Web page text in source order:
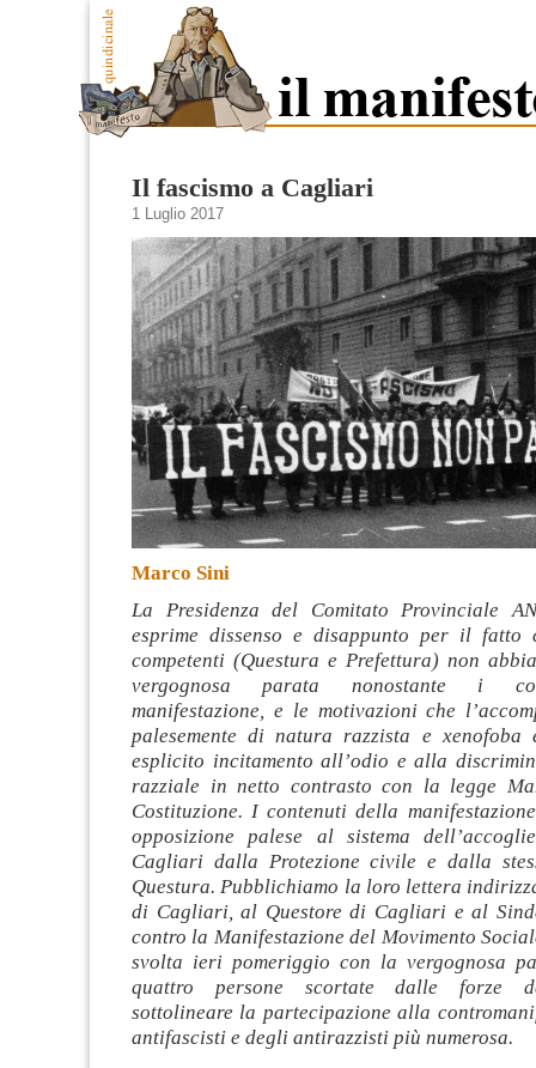
Il fascismo a Cagliari
1 Luglio 2017
Marco Sini
La Presidenza del Comitato Provinciale
esprime dissenso e disappunto per il fatto
competenti (Questura e Prefettura) non
vergognosa parata nonostante i
manifestazione, e le motivazioni che
palesemente di natura razzista e xenofoba
esplicito incitamento all’odio e alla
razziale in netto contrasto con la legge
Costituzione. I contenuti della
opposizione palese al sistema
Cagliari dalla Protezione civile e dalla
Questura. Pubblichiamo la loro lettera
di Cagliari, al Questore di Cagliari e al
contro la Manifestazione del Movimento
svolta ieri pomeriggio con la vergognosa
quattro persone scortate dalle forze
sottolineare la partecipazione alla
antifascisti e degli antirazzisti più numerosa.